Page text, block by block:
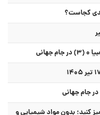
کجاست؟
ترفند ۵ دقیقه‌ای تمیز کنید؛ بدون مواد شیمیایی و